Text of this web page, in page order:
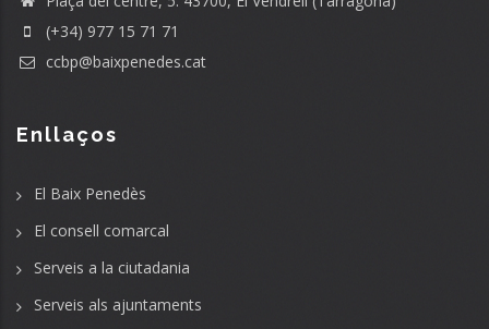
(+34) 977 15 71 71
ccbp@baixpenedes.cat
Enllaços
El Baix Penedès
El consell comarcal
Serveis a la ciutadania
Serveis als ajuntaments